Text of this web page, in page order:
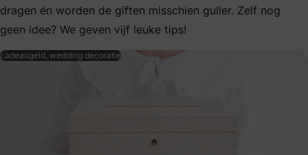
dragen én worden de giften misschien guller. Zelf nog
geen idee? We geven vijf leuke tips!
cadeaugeld, wedding decoratie